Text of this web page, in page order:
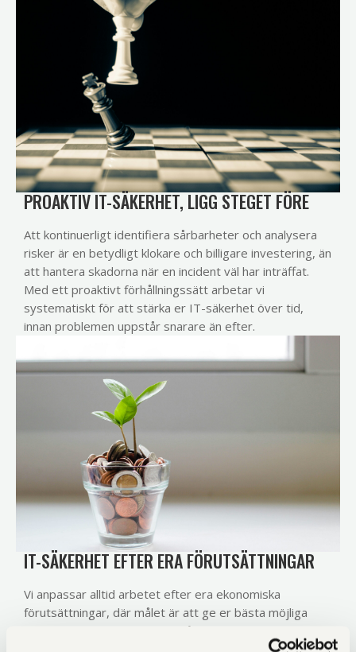
PROAKTIV IT-SÄKERHET, LIGG STEGET FÖRE
Att kontinuerligt identifiera sårbarheter och analysera
risker är en betydligt klokare och billigare investering, än
att hantera skadorna när en incident väl har inträffat.
Med ett proaktivt förhållningssätt arbetar vi
systematiskt för att stärka er IT-säkerhet över tid,
innan problemen uppstår snarare än efter.
IT-SÄKERHET EFTER ERA FÖRUTSÄTTNINGAR
Vi anpassar alltid arbetet efter era ekonomiska
förutsättningar, där målet är att ge er bästa möjliga
skydd per investerad krona. Få verksamheter har